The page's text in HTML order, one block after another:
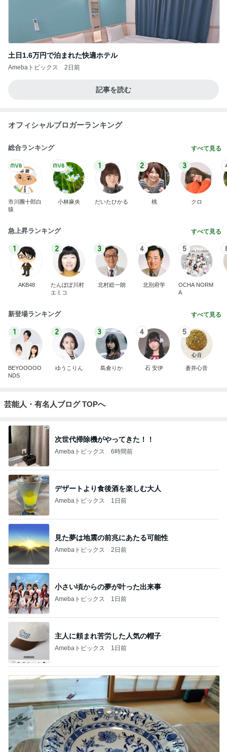
土日1.6万円で泊まれた快適ホテル
Amebaトピックス 2日前
記事を読む
オフィシャルブロガーランキング
総合ランキング すべて見る
市川團十郎白
猿
小林麻央
1
だいたひかる
2
桃
3
クロ
急上昇ランキング すべて見る
1
AKB48
2
たんぽぽ川村
エミコ
3
北村総一朗
4
北別府学
5
OCHA NORM
A
新登場ランキング すべて見る
1
BEYOOOOO
NDS
2
ゆうこりん
3
島倉りか
4
石 安伊
5
蒼井心音
芸能人・有名人ブログ TOPへ
次世代掃除機がやってきた！！
Amebaトピックス 6時間前
デザートより食後酒を楽しむ大人
Amebaトピックス 1日前
見た夢は地震の前兆にあたる可能性
Amebaトピックス 2日前
小さい頃からの夢が叶った出来事
Amebaトピックス 1日前
主人に頼まれ苦労した人気の帽子
Amebaトピックス 1日前